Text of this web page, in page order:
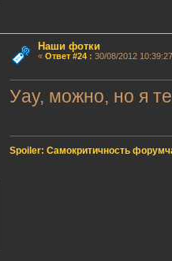
Наши фотки
« Ответ #24: 30/08/2012
Уау, можно, но я
Spoiler: Самокритичность